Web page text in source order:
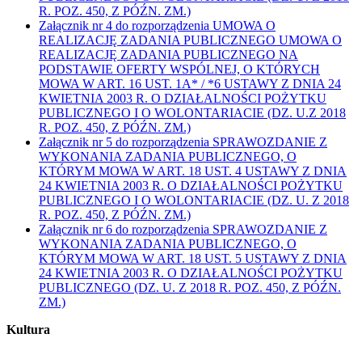
R. POZ. 450, Z PÓŹN. ZM.)
Załącznik nr 4 do rozporządzenia UMOWA O
REALIZACJĘ ZADANIA PUBLICZNEGO UMOWA O
REALIZACJĘ ZADANIA PUBLICZNEGO NA
PODSTAWIE OFERTY WSPÓLNEJ, O KTÓRYCH
MOWA W ART. 16 UST. 1A* / *6 USTAWY Z DNIA 24
KWIETNIA 2003 R. O DZIAŁALNOŚCI POŻYTKU
PUBLICZNEGO I O WOLONTARIACIE (DZ. U.Z 2018
R. POZ. 450, Z PÓŹN. ZM.)
Załącznik nr 5 do rozporządzenia SPRAWOZDANIE Z
WYKONANIA ZADANIA PUBLICZNEGO, O
KTÓRYM MOWA W ART. 18 UST. 4 USTAWY Z DNIA
24 KWIETNIA 2003 R. O DZIAŁALNOŚCI POŻYTKU
PUBLICZNEGO I O WOLONTARIACIE (DZ. U. Z 2018
R. POZ. 450, Z PÓŹN. ZM.)
Załącznik nr 6 do rozporządzenia SPRAWOZDANIE Z
WYKONANIA ZADANIA PUBLICZNEGO, O
KTÓRYM MOWA W ART. 18 UST. 5 USTAWY Z DNIA
24 KWIETNIA 2003 R. O DZIAŁALNOŚCI POŻYTKU
PUBLICZNEGO (DZ. U. Z 2018 R. POZ. 450, Z PÓŹN.
ZM.)
Kultura